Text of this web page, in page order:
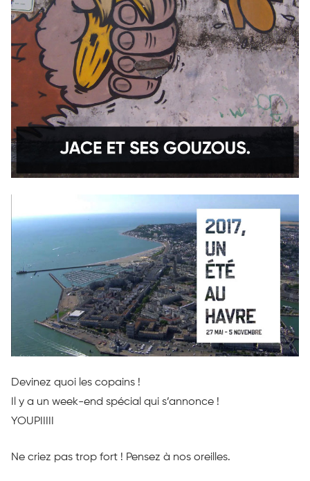
Devinez quoi les copains !
Il y a un week-end spécial qui s’annonce !
YOUPIIIII
Ne criez pas trop fort ! Pensez à nos oreilles.